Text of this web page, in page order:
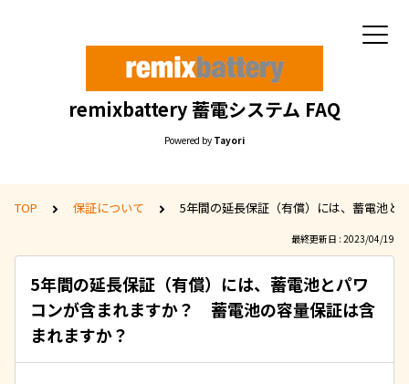
remixbattery 蓄電システム FAQ
Powered by Tayori
TOP 保証について 5年間の延長保証（有償）には、蓄電池
最終更新日 : 2023/04/19
5年間の延長保証（有償）には、蓄電池とパワ
コンが含まれますか？ 蓄電池の容量保証は含
まれますか？